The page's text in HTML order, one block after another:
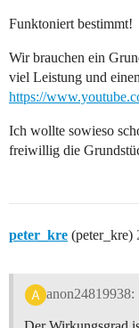
Funktoniert bestimmt!
Wir brauchen ein
viel Leistung und
https://
Ich wollte sowieso
freiwillig die
peter_kre (peter_kre)
anon24819938: